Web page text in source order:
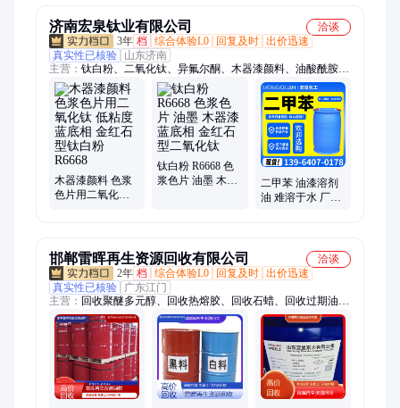
济南宏泉钛业有限公司
洽谈
3年 档 综合体验L0 回复及时 出价迅速
真实性已核验
山东济南
主营： 钛白粉、二氧化钛、异氟尔酮、木器漆颜料、油酸酰胺、
二辛酯、二丁酯、片碱、草酸、丙三醇、异丙醇、氨水、乙酸乙
酯、氧化铁绿、氧化铁红、硬脂酸、马林酸树脂、二甲基硅油、
钙粉、甘油、次氯酸钠、辛醇、乙醇、甲醇、荧光增白剂、甲基
硅油
木器漆颜料 色浆
色片用二氧化钛
钛白粉 R6668 色
浆色片 油墨 木器
二甲苯 油漆溶剂
油 难溶于水 厂家
邯郸雷晖再生资源回收有限公司
洽谈
2年 档 综合体验L0 回复及时 出价迅速
真实性已核验
广东江门
主营： 回收聚醚多元醇、回收热熔胶、回收石蜡、回收过期油
漆、回收船舶油漆、回收防污漆、回收香精、回收化工原料、回
收日化原料、回收化妆品原料、回收塑料助剂、回收过期油墨、
回收胶印油墨、回收树脂、回收聚氨酯黑白料、回收异氰酸酯、
回收MDI、回收三氧化二锑、回收氧化锌、回收抗氧剂、回收钛
白粉、回收荧光增白剂、回收二甲基硅油、回收二甲基亚砜、回
收硫酸亚锡